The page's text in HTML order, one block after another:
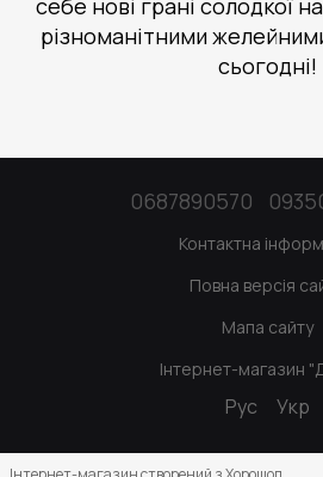
різноманітними
сьогодні!
0687890570
Контактна
Повна версія
Мапа сайту
Інтернет-магазин
Рус Укр